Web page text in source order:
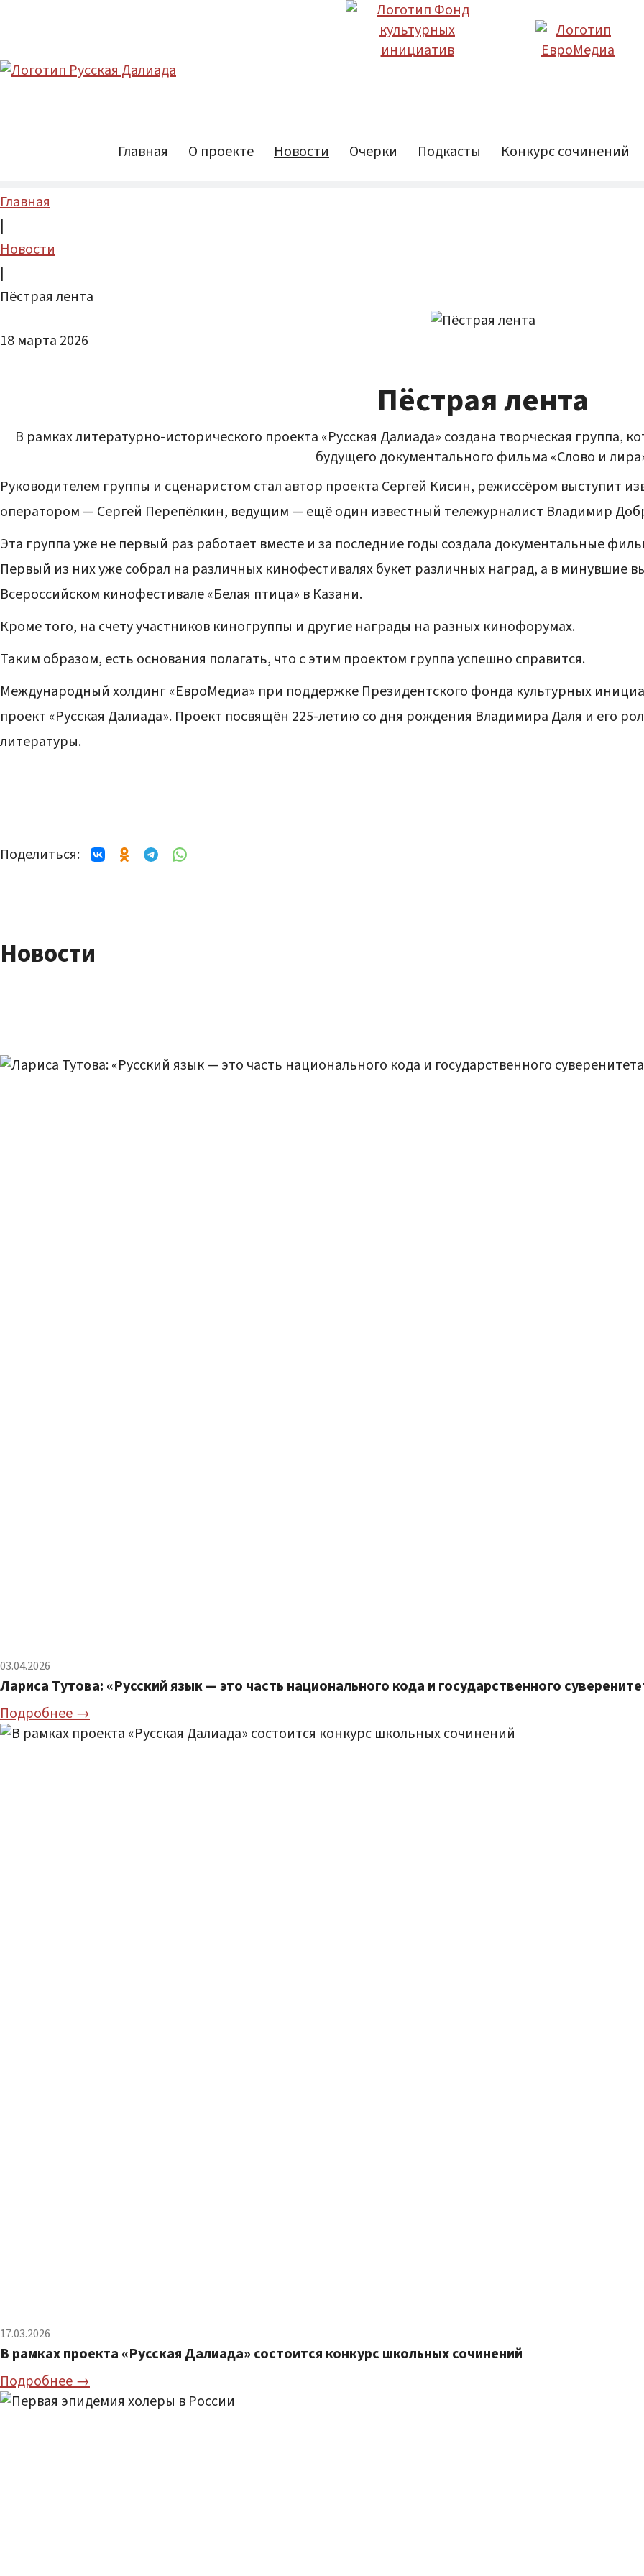
Главная О проекте Новости Очерки Подкасты Конкурс сочинений
Главная
|
Новости
|
Пёстрая лента
18 марта 2026
Пёстрая лента
В рамках литературно-исторического проекта «Русская Далиада» создана творческая группа,
будущего документального фильма «Слово и
Руководителем группы и сценаристом стал автор проекта Сергей Кисин, режиссёром выступит
оператором — Сергей Перепёлкин, ведущим — ещё один известный тележурналист Владимир
Эта группа уже не первый раз работает вместе и за последние годы создала документальные
Первый из них уже собрал на различных кинофестивалях букет различных наград, а в
Всероссийском кинофестивале «Белая птица» в Казани.
Кроме того, на счету участников киногруппы и другие награды на разных кинофорумах.
Таким образом, есть основания полагать, что с этим проектом группа успешно справится.
Международный холдинг «ЕвроМедиа» при поддержке Президентского фонда культурных
проект «Русская Далиада». Проект посвящён 225-летию со дня рождения Владимира Даля и его
литературы.
Поделиться:
Новости
03.04.2026
Лариса Тутова: «Русский язык — это часть национального кода и государственного
Подробнее →
17.03.2026
В рамках проекта «Русская Далиада» состоится конкурс школьных сочинений
Подробнее →